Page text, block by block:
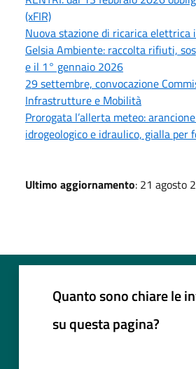
(xFIR)
Nuova stazione di ricarica elettrica
Gelsia Ambiente: raccolta rifiuti,
e il 1° gennaio 2026
29 settembre, convocazione
Infrastrutture e Mobilità
Prorogata l’allerta meteo:
idrogeologico e idraulico, gialla per
Ultimo aggiornamento: 21 agosto
Quanto sono chiare le
su questa pagina?